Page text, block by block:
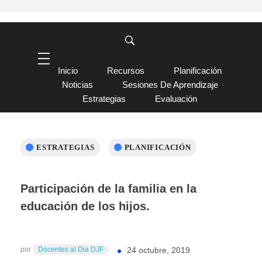
Inicio Recursos
Planificación
Noticias
Sesiones De Aprendizaje
Estrategias
Evaluación
Participación de la familia en la
educación de los hijos.
24 octubre, 2019
por Docentes al Dia DJF
ESTRATEGIAS PLANIFICACIÓN